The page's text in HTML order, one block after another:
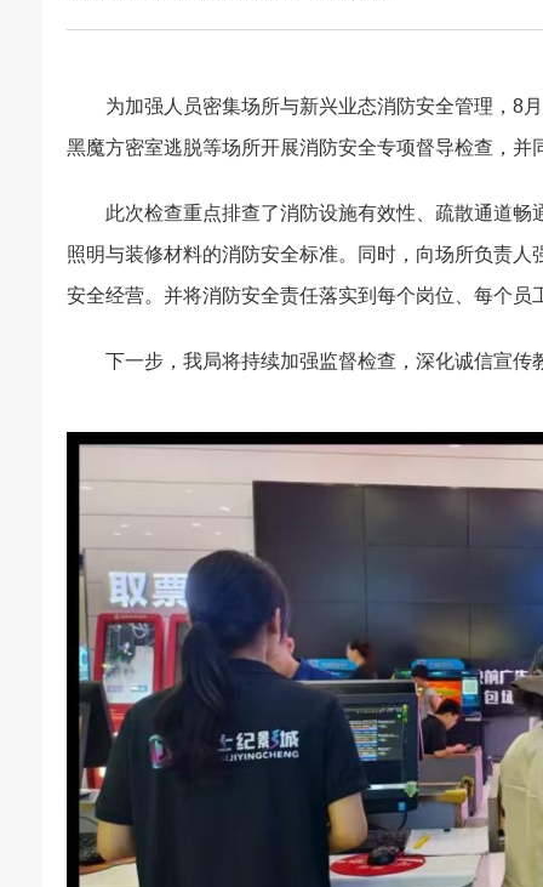
为加强人员密集场所与新兴业态消防安全管理， 8月
黑魔方密室逃脱等场所开展消防安全专项督导检查，并
此次检查重点排查了消防设施有效性、疏散通道
照明与装修材料的消防安全标准。同时，向场所负责
安全经营。并将消防安全责任落实到每个岗位、每个
下一步，我局将持续加强监督检查，深化诚信宣